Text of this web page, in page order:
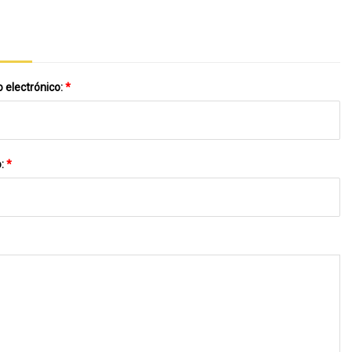
electrónico:*
*